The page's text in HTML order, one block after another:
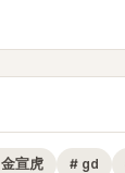
金宣虎 # gd